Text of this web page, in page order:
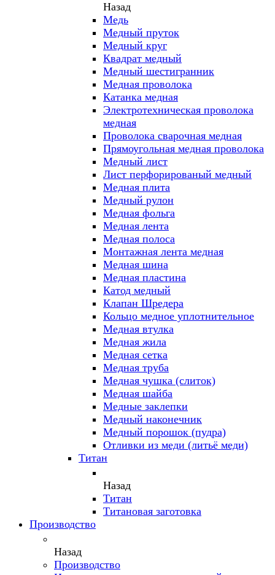
Назад
Медь
Медный пруток
Медный круг
Квадрат медный
Медный шестигранник
Медная проволока
Катанка медная
Электротехническая проволока
медная
Проволока сварочная медная
Прямоугольная медная проволока
Медный лист
Лист перфорированый медный
Медная плита
Медный рулон
Медная фольга
Медная лента
Медная полоса
Монтажная лента медная
Медная шина
Медная пластина
Катод медный
Клапан Шредера
Кольцо медное уплотнительное
Медная втулка
Медная жила
Медная сетка
Медная труба
Медная чушка (слиток)
Медная шайба
Медные заклепки
Медный наконечник
Медный порошок (пудра)
Отливки из меди (литьё меди)
Титан
Назад
Титан
Титановая заготовка
Производство
Назад
Производство